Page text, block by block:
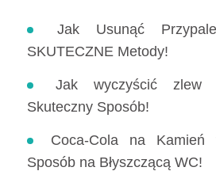
Jak Usunąć
SKUTECZNE Metody!
Jak wyczyścić zlew
Skuteczny Sposób!
Coca-Cola na Kamień
Sposób na Błyszczącą WC!